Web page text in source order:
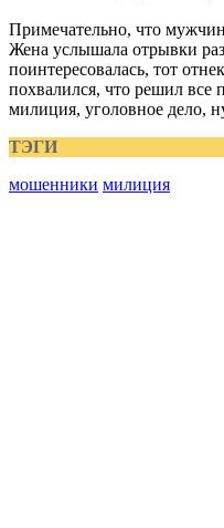
Примечательно, что
Жена услышала отрывки
поинтересовалась, тот
похвалился, что решил все
милиция, уголовное дело,
ТЭГИ
мошенники милиция